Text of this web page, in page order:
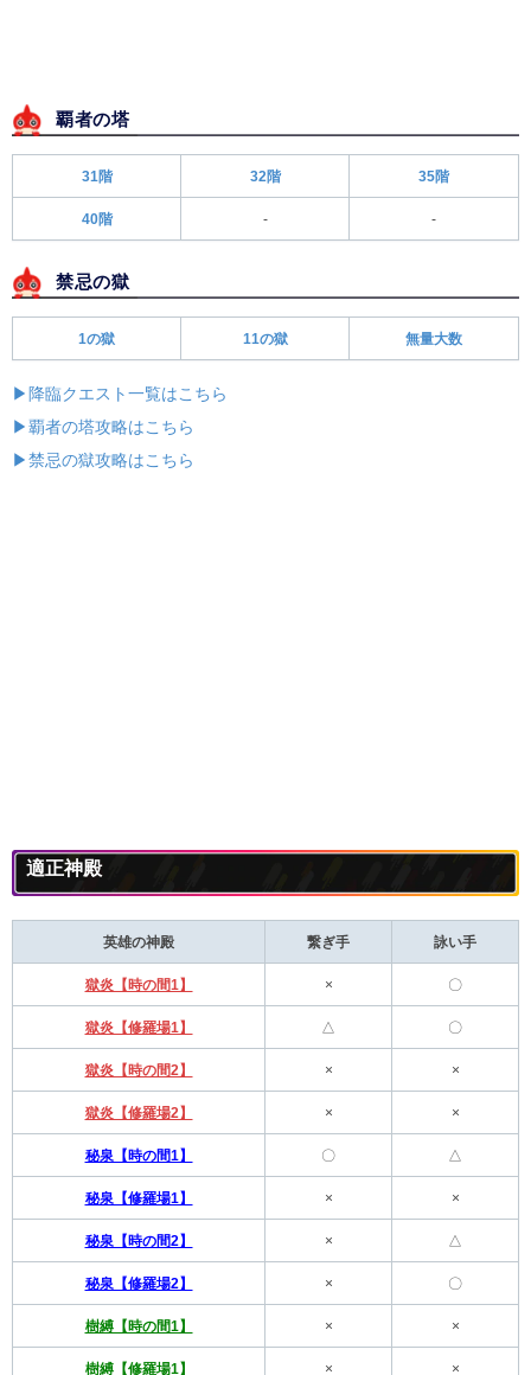
覇者の塔
31階 32階 35階
40階 - -
禁忌の獄
1の獄 11の獄 無量大数
▶降臨クエスト一覧はこちら
▶覇者の塔攻略はこちら
▶禁忌の獄攻略はこちら
適正神殿
英雄の神殿 繋ぎ手 詠い手
獄炎【時の間1】 × 〇
獄炎【修羅場1】 △ 〇
獄炎【時の間2】 × ×
獄炎【修羅場2】 × ×
秘泉【時の間1】 〇 △
秘泉【修羅場1】 × ×
秘泉【時の間2】 × △
秘泉【修羅場2】 × 〇
樹縛【時の間1】 × ×
樹縛【修羅場1】 × ×